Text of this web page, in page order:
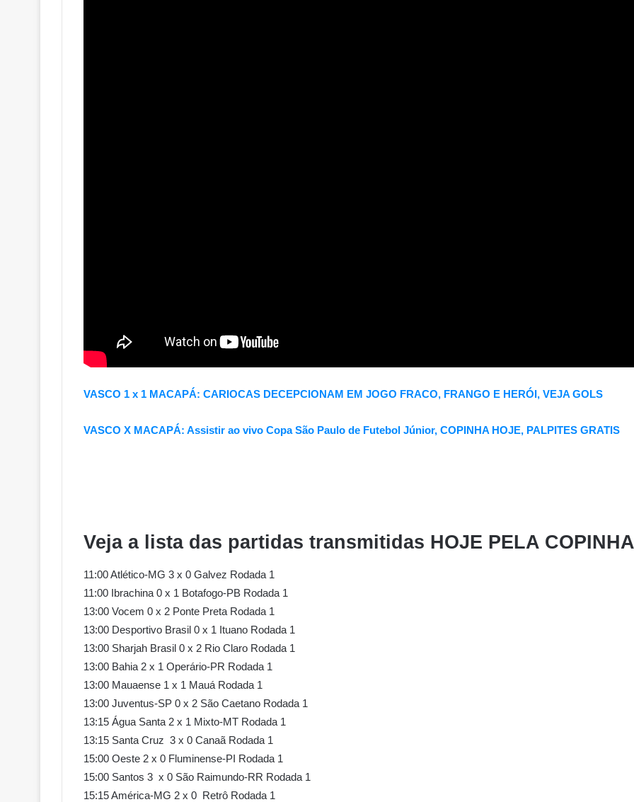
VASCO 1 x 1 MACAPÁ: CARIOCAS DECEPCIONAM EM JOGO FRACO, FRANGO E HERÓI, VEJA GOLS
VASCO X MACAPÁ: Assistir ao vivo Copa São Paulo de Futebol Júnior, COPINHA HOJE, PALPITES GRATIS
Veja a lista das partidas transmitidas HOJE PELA
11:00 Atlético-MG 3 x 0 Galvez Rodada 1
11:00 Ibrachina 0 x 1 Botafogo-PB Rodada 1
13:00 Vocem 0 x 2 Ponte Preta Rodada 1
13:00 Desportivo Brasil 0 x 1 Ituano Rodada 1
13:00 Sharjah Brasil 0 x 2 Rio Claro Rodada 1
13:00 Bahia 2 x 1 Operário-PR Rodada 1
13:00 Mauaense 1 x 1 Mauá Rodada 1
13:00 Juventus-SP 0 x 2 São Caetano Rodada 1
13:15 Água Santa 2 x 1 Mixto-MT Rodada 1
13:15 Santa Cruz 3 x 0 Canaã Rodada 1
15:00 Oeste 2 x 0 Fluminense-PI Rodada 1
15:00 Santos 3 x 0 São Raimundo-RR Rodada 1
15:15 América-MG 2 x 0 Retrô Rodada 1